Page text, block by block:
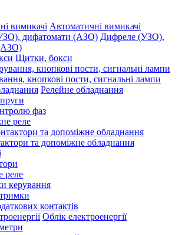
Автоматичні вимикачі
Дифреле (УЗО),
Щитки, бокси
кнопкові пости, сигнальні лампи
Релейне обладнання
фаз
реле
та допоміжне обладнання
реле
керування
контактів
Облік електроенергії